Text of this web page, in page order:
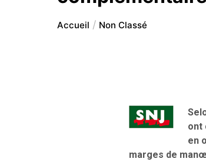
Accueil Non Classé
ont
en
marges de